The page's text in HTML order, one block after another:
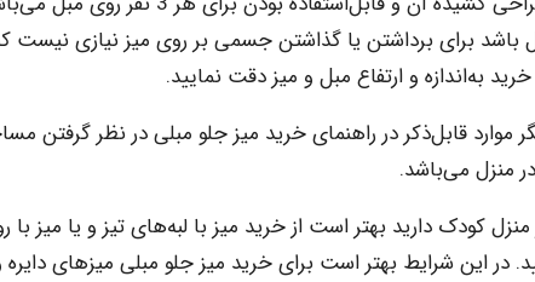
باشد برای برداشتن یا گذاشتن جسمی بر روی میز نیازی نیست که
به‌اندازه و ارتفاع مبل و میز دقت نمایید.
موارد قابل‌ذکر در راهنمای خرید میز جلو مبلی در نظر گرفتن
منزل می‌باشد.
کودک دارید بهتر است از خرید میز با لبه‌های تیز و یا میز
در این شرایط بهتر است برای خرید میز جلو مبلی میزهای